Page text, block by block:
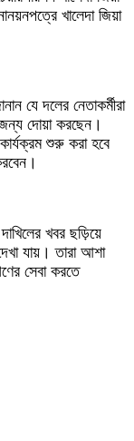
খালেদা জিয়া
যে দলের নেতাকর্মীরা
দোয়া করছেন।
শুরু করা হবে
খবর ছড়িয়ে
যায়। তারা আশা
সেবা করতে